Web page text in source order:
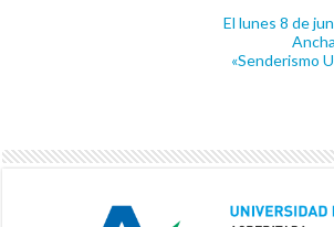
El lunes 8 de
«Senderismo